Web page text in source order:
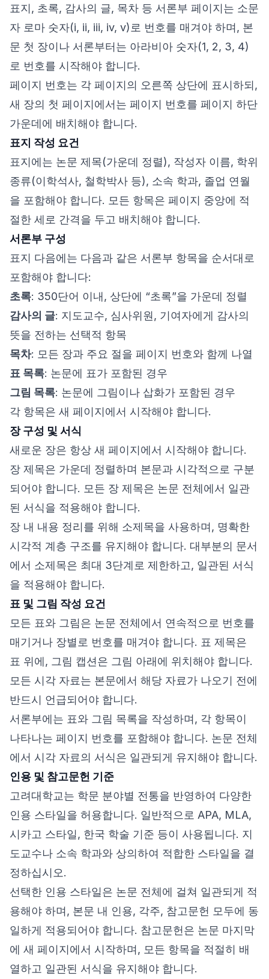
표지, 초록, 감사의 글, 목차 등 서론부 페이지는 소문
자 로마 숫자(i, ii, iii, iv, v)로 번호를 매겨야 하며, 본
문 첫 장이나 서론부터는 아라비아 숫자(1, 2, 3, 4)
로 번호를 시작해야 합니다.
페이지 번호는 각 페이지의 오른쪽 상단에 표시하되,
새 장의 첫 페이지에서는 페이지 번호를 페이지 하단
가운데에 배치해야 합니다.
표지 작성 요건
표지에는 논문 제목(가운데 정렬), 작성자 이름, 학위
종류(이학석사, 철학박사 등), 소속 학과, 졸업 연월
을 포함해야 합니다. 모든 항목은 페이지 중앙에 적
절한 세로 간격을 두고 배치해야 합니다.
서론부 구성
표지 다음에는 다음과 같은 서론부 항목을 순서대로
포함해야 합니다:
초록: 350단어 이내, 상단에 “초록”을 가운데 정렬
감사의 글: 지도교수, 심사위원, 기여자에게 감사의
뜻을 전하는 선택적 항목
목차: 모든 장과 주요 절을 페이지 번호와 함께 나열
표 목록: 논문에 표가 포함된 경우
그림 목록: 논문에 그림이나 삽화가 포함된 경우
각 항목은 새 페이지에서 시작해야 합니다.
장 구성 및 서식
새로운 장은 항상 새 페이지에서 시작해야 합니다.
장 제목은 가운데 정렬하며 본문과 시각적으로 구분
되어야 합니다. 모든 장 제목은 논문 전체에서 일관
된 서식을 적용해야 합니다.
장 내 내용 정리를 위해 소제목을 사용하며, 명확한
시각적 계층 구조를 유지해야 합니다. 대부분의 문서
에서 소제목은 최대 3단계로 제한하고, 일관된 서식
을 적용해야 합니다.
표 및 그림 작성 요건
모든 표와 그림은 논문 전체에서 연속적으로 번호를
매기거나 장별로 번호를 매겨야 합니다. 표 제목은
표 위에, 그림 캡션은 그림 아래에 위치해야 합니다.
모든 시각 자료는 본문에서 해당 자료가 나오기 전에
반드시 언급되어야 합니다.
서론부에는 표와 그림 목록을 작성하며, 각 항목이
나타나는 페이지 번호를 포함해야 합니다. 논문 전체
에서 시각 자료의 서식은 일관되게 유지해야 합니다.
인용 및 참고문헌 기준
고려대학교는 학문 분야별 전통을 반영하여 다양한
인용 스타일을 허용합니다. 일반적으로 APA, MLA,
시카고 스타일, 한국 학술 기준 등이 사용됩니다. 지
도교수나 소속 학과와 상의하여 적합한 스타일을 결
정하십시오.
선택한 인용 스타일은 논문 전체에 걸쳐 일관되게 적
용해야 하며, 본문 내 인용, 각주, 참고문헌 모두에 동
일하게 적용되어야 합니다. 참고문헌은 논문 마지막
에 새 페이지에서 시작하며, 모든 항목을 적절히 배
열하고 일관된 서식을 유지해야 합니다.